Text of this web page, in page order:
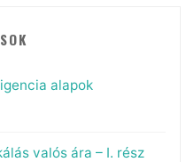
alapok
valós ára – I. rész